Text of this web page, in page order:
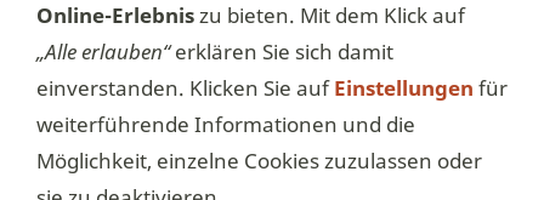
Weitere Termine
folgen, sobald die
Daten für die
Veranstaltungen
bekannt sind.
Online-Erlebniszu bieten. Mit dem Klick auf
„Alle erlauben“erklären Sie sich damit
einverstanden. Klicken Sie aufEinstellungen für
weiterführende Informationen und die
Möglichkeit, einzelne Cookies zuzulassen oder